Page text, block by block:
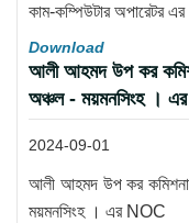
কাম-কম্পিউটার অপারেটর
Download
আলী আহমদ উপ কর
অঞ্চল - ময়মনসিংহ ।
2024-09-01
আলী আহমদ উপ কর
ময়মনসিংহ । এর NOC